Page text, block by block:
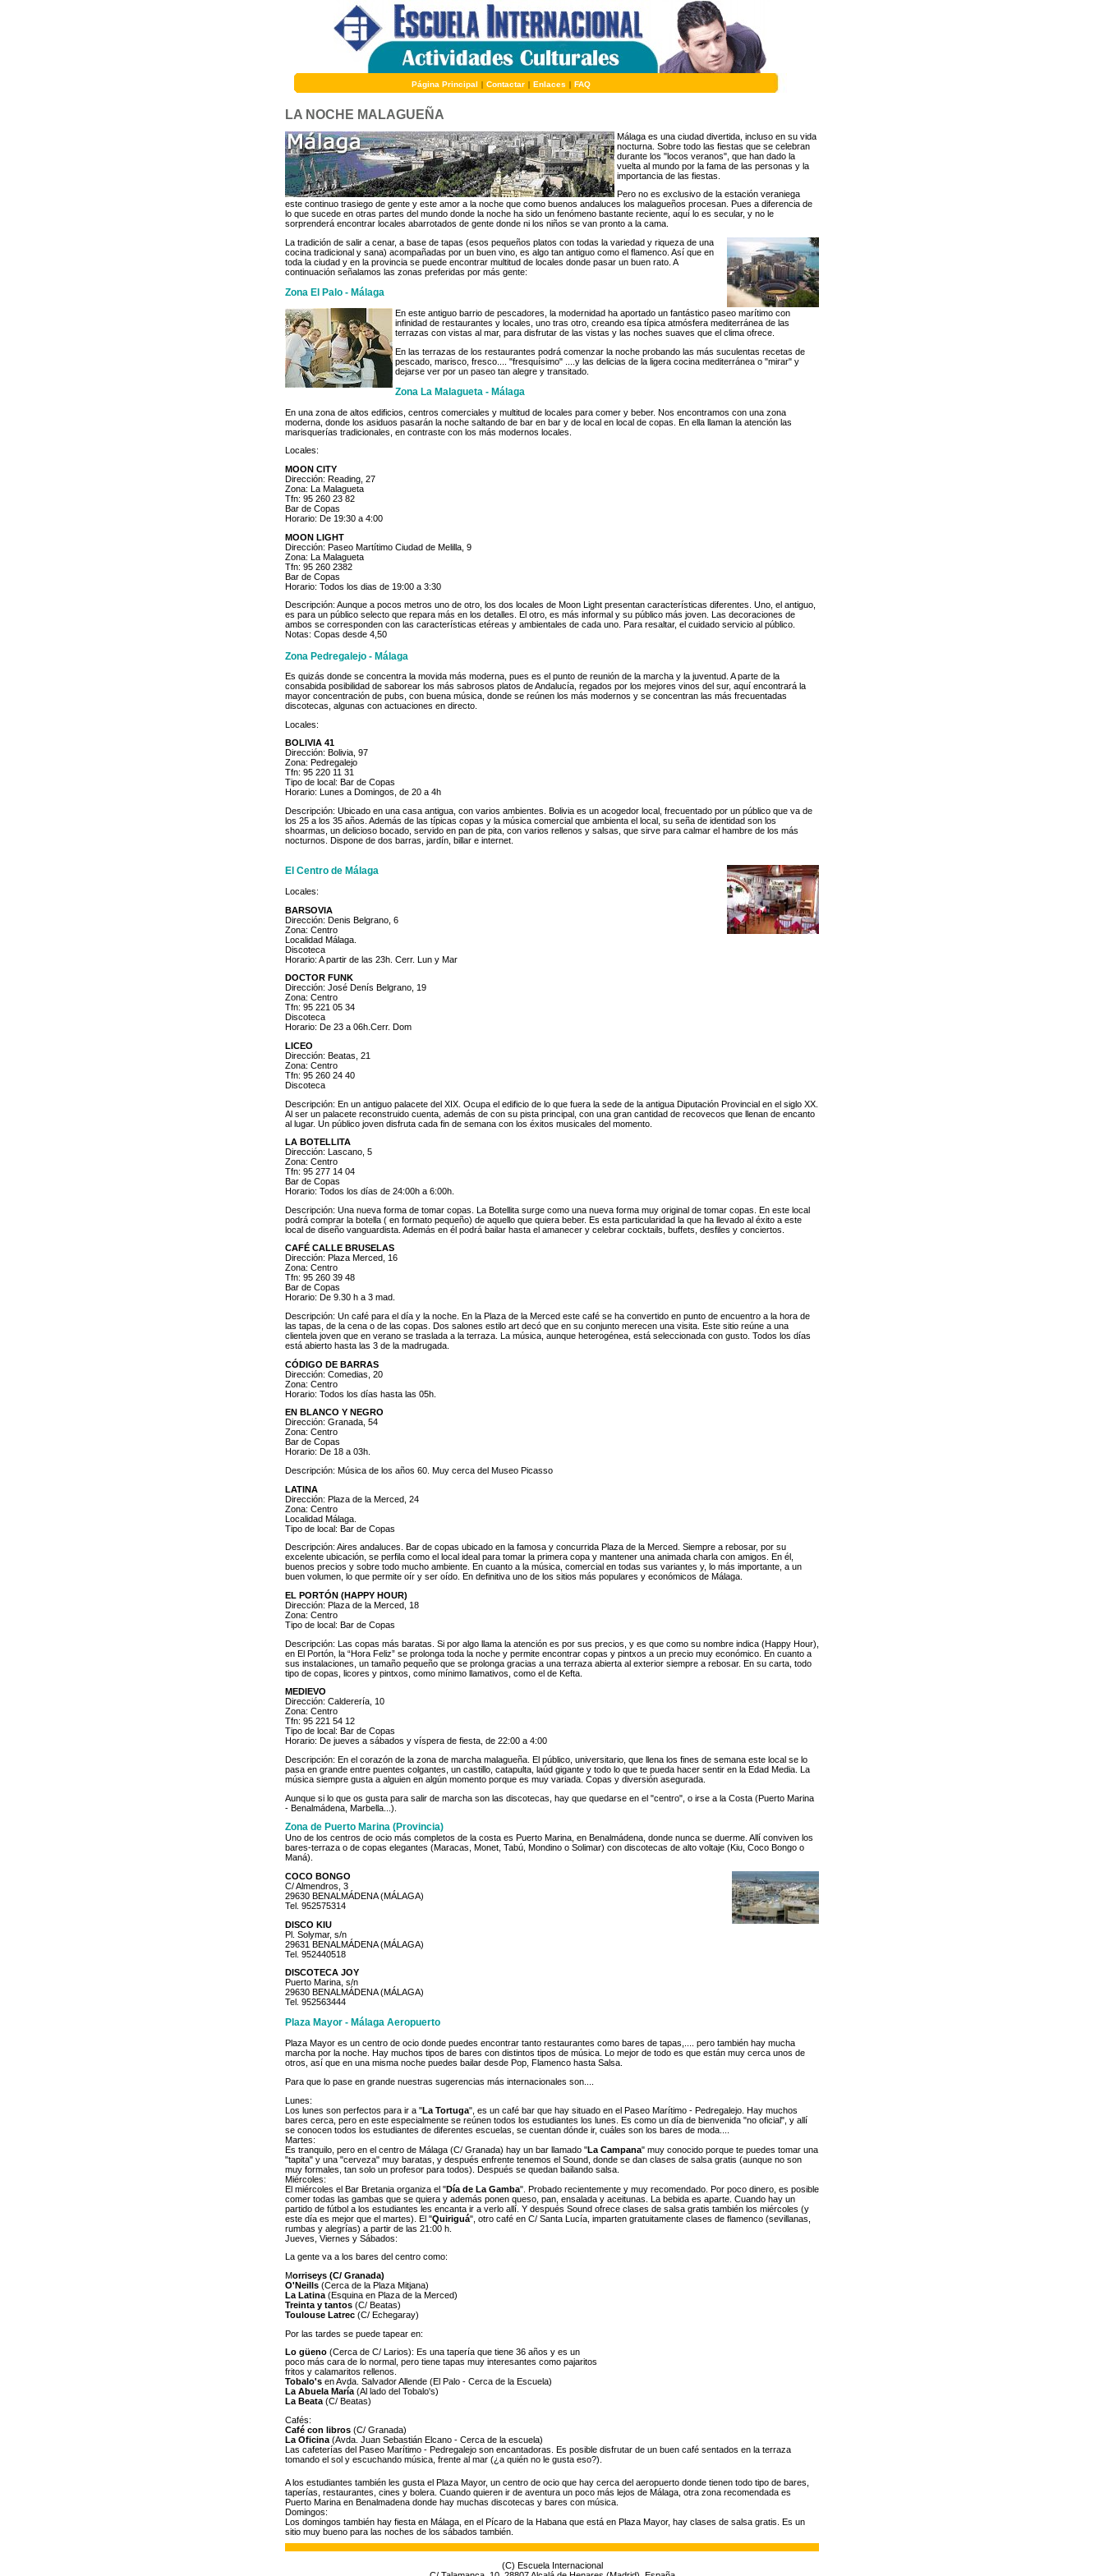
Página Principal | Contactar | Enlaces | FAQ
LA NOCHE MALAGUEÑA
Málaga es una ciudad divertida, incluso en su vida
nocturna. Sobre todo las fiestas que se celebran
durante los "locos veranos", que han dado la
vuelta al mundo por la fama de las personas y la
importancia de las fiestas.
Pero no es exclusivo de la estación veraniega
este continuo trasiego de gente y este amor a la noche que como buenos andaluces los malagueños procesan. Pues a diferencia de
lo que sucede en otras partes del mundo donde la noche ha sido un fenómeno bastante reciente, aquí lo es secular, y no le
sorprenderá encontrar locales abarrotados de gente donde ni los niños se van pronto a la cama.
La tradición de salir a cenar, a base de tapas (esos pequeños platos con todas la variedad y riqueza de una
cocina tradicional y sana) acompañadas por un buen vino, es algo tan antiguo como el flamenco. Así que en
toda la ciudad y en la provincia se puede encontrar multitud de locales donde pasar un buen rato. A
continuación señalamos las zonas preferidas por más gente:
Zona El Palo - Málaga
En este antiguo barrio de pescadores, la modernidad ha aportado un fantástico paseo marítimo con
infinidad de restaurantes y locales, uno tras otro, creando esa típica atmósfera mediterránea de las
terrazas con vistas al mar, para disfrutar de las vistas y las noches suaves que el clima ofrece.
En las terrazas de los restaurantes podrá comenzar la noche probando las más suculentas recetas de
pescado, marisco, fresco.... "fresquísimo" ....y las delicias de la ligera cocina mediterránea o "mirar" y
dejarse ver por un paseo tan alegre y transitado.
Zona La Malagueta - Málaga
En una zona de altos edificios, centros comerciales y multitud de locales para comer y beber. Nos encontramos con una zona
moderna, donde los asiduos pasarán la noche saltando de bar en bar y de local en local de copas. En ella llaman la atención las
marisquerías tradicionales, en contraste con los más modernos locales.
Locales:
MOON CITY
Dirección: Reading, 27
Zona: La Malagueta
Tfn: 95 260 23 82
Bar de Copas
Horario: De 19:30 a 4:00
MOON LIGHT
Dirección: Paseo Martítimo Ciudad de Melilla, 9
Zona: La Malagueta
Tfn: 95 260 2382
Bar de Copas
Horario: Todos los dias de 19:00 a 3:30
Descripción: Aunque a pocos metros uno de otro, los dos locales de Moon Light presentan características diferentes. Uno, el antiguo,
es para un público selecto que repara más en los detalles. El otro, es más informal y su público más joven. Las decoraciones de
ambos se corresponden con las características etéreas y ambientales de cada uno. Para resaltar, el cuidado servicio al público.
Notas: Copas desde 4,50
Zona Pedregalejo - Málaga
Es quizás donde se concentra la movida más moderna, pues es el punto de reunión de la marcha y la juventud. A parte de la
consabida posibilidad de saborear los más sabrosos platos de Andalucía, regados por los mejores vinos del sur, aquí encontrará la
mayor concentración de pubs, con buena música, donde se reúnen los más modernos y se concentran las más frecuentadas
discotecas, algunas con actuaciones en directo.
Locales:
BOLIVIA 41
Dirección: Bolivia, 97
Zona: Pedregalejo
Tfn: 95 220 11 31
Tipo de local: Bar de Copas
Horario: Lunes a Domingos, de 20 a 4h
Descripción: Ubicado en una casa antigua, con varios ambientes. Bolivia es un acogedor local, frecuentado por un público que va de
los 25 a los 35 años. Además de las típicas copas y la música comercial que ambienta el local, su seña de identidad son los
shoarmas, un delicioso bocado, servido en pan de pita, con varios rellenos y salsas, que sirve para calmar el hambre de los más
nocturnos. Dispone de dos barras, jardín, billar e internet.
El Centro de Málaga
Locales:
BARSOVIA
Dirección: Denis Belgrano, 6
Zona: Centro
Localidad Málaga.
Discoteca
Horario: A partir de las 23h. Cerr. Lun y Mar
DOCTOR FUNK
Dirección: José Denís Belgrano, 19
Zona: Centro
Tfn: 95 221 05 34
Discoteca
Horario: De 23 a 06h.Cerr. Dom
LICEO
Dirección: Beatas, 21
Zona: Centro
Tfn: 95 260 24 40
Discoteca
Descripción: En un antiguo palacete del XIX. Ocupa el edificio de lo que fuera la sede de la antigua Diputación Provincial en el siglo XX.
Al ser un palacete reconstruido cuenta, además de con su pista principal, con una gran cantidad de recovecos que llenan de encanto
al lugar. Un público joven disfruta cada fin de semana con los éxitos musicales del momento.
LA BOTELLITA
Dirección: Lascano, 5
Zona: Centro
Tfn: 95 277 14 04
Bar de Copas
Horario: Todos los días de 24:00h a 6:00h.
Descripción: Una nueva forma de tomar copas. La Botellita surge como una nueva forma muy original de tomar copas. En este local
podrá comprar la botella ( en formato pequeño) de aquello que quiera beber. Es esta particularidad la que ha llevado al éxito a este
local de diseño vanguardista. Además en él podrá bailar hasta el amanecer y celebrar cocktails, buffets, desfiles y conciertos.
CAFÉ CALLE BRUSELAS
Dirección: Plaza Merced, 16
Zona: Centro
Tfn: 95 260 39 48
Bar de Copas
Horario: De 9.30 h a 3 mad.
Descripción: Un café para el día y la noche. En la Plaza de la Merced este café se ha convertido en punto de encuentro a la hora de
las tapas, de la cena o de las copas. Dos salones estilo art decó que en su conjunto merecen una visita. Este sitio reúne a una
clientela joven que en verano se traslada a la terraza. La música, aunque heterogénea, está seleccionada con gusto. Todos los días
está abierto hasta las 3 de la madrugada.
CÓDIGO DE BARRAS
Dirección: Comedias, 20
Zona: Centro
Horario: Todos los días hasta las 05h.
EN BLANCO Y NEGRO
Dirección: Granada, 54
Zona: Centro
Bar de Copas
Horario: De 18 a 03h.
Descripción: Música de los años 60. Muy cerca del Museo Picasso
LATINA
Dirección: Plaza de la Merced, 24
Zona: Centro
Localidad Málaga.
Tipo de local: Bar de Copas
Descripción: Aires andaluces. Bar de copas ubicado en la famosa y concurrida Plaza de la Merced. Siempre a rebosar, por su
excelente ubicación, se perfila como el local ideal para tomar la primera copa y mantener una animada charla con amigos. En él,
buenos precios y sobre todo mucho ambiente. En cuanto a la música, comercial en todas sus variantes y, lo más importante, a un
buen volumen, lo que permite oír y ser oído. En definitiva uno de los sitios más populares y económicos de Málaga.
EL PORTÓN (HAPPY HOUR)
Dirección: Plaza de la Merced, 18
Zona: Centro
Tipo de local: Bar de Copas
Descripción: Las copas más baratas. Si por algo llama la atención es por sus precios, y es que como su nombre indica (Happy Hour),
en El Portón, la “Hora Feliz” se prolonga toda la noche y permite encontrar copas y pintxos a un precio muy económico. En cuanto a
sus instalaciones, un tamaño pequeño que se prolonga gracias a una terraza abierta al exterior siempre a rebosar. En su carta, todo
tipo de copas, licores y pintxos, como mínimo llamativos, como el de Kefta.
MEDIEVO
Dirección: Calderería, 10
Zona: Centro
Tfn: 95 221 54 12
Tipo de local: Bar de Copas
Horario: De jueves a sábados y víspera de fiesta, de 22:00 a 4:00
Descripción: En el corazón de la zona de marcha malagueña. El público, universitario, que llena los fines de semana este local se lo
pasa en grande entre puentes colgantes, un castillo, catapulta, laúd gigante y todo lo que te pueda hacer sentir en la Edad Media. La
música siempre gusta a alguien en algún momento porque es muy variada. Copas y diversión asegurada.
Aunque si lo que os gusta para salir de marcha son las discotecas, hay que quedarse en el "centro", o irse a la Costa (Puerto Marina
- Benalmádena, Marbella...).
Zona de Puerto Marina (Provincia)
Uno de los centros de ocio más completos de la costa es Puerto Marina, en Benalmádena, donde nunca se duerme. Allí conviven los
bares-terraza o de copas elegantes (Maracas, Monet, Tabú, Mondino o Solimar) con discotecas de alto voltaje (Kiu, Coco Bongo o
Maná).
COCO BONGO
C/ Almendros, 3
29630 BENALMÁDENA (MÁLAGA)
Tel. 952575314
DISCO KIU
Pl. Solymar, s/n
29631 BENALMÁDENA (MÁLAGA)
Tel. 952440518
DISCOTECA JOY
Puerto Marina, s/n
29630 BENALMÁDENA (MÁLAGA)
Tel. 952563444
Plaza Mayor - Málaga Aeropuerto
Plaza Mayor es un centro de ocio donde puedes encontrar tanto restaurantes como bares de tapas,.... pero también hay mucha
marcha por la noche. Hay muchos tipos de bares con distintos tipos de música. Lo mejor de todo es que están muy cerca unos de
otros, así que en una misma noche puedes bailar desde Pop, Flamenco hasta Salsa.
Para que lo pase en grande nuestras sugerencias más internacionales son....
Lunes:
Los lunes son perfectos para ir a "La Tortuga", es un café bar que hay situado en el Paseo Marítimo - Pedregalejo. Hay muchos
bares cerca, pero en este especialmente se reúnen todos los estudiantes los lunes. Es como un día de bienvenida "no oficial", y allí
se conocen todos los estudiantes de diferentes escuelas, se cuentan dónde ir, cuáles son los bares de moda....
Martes:
Es tranquilo, pero en el centro de Málaga (C/ Granada) hay un bar llamado "La Campana" muy conocido porque te puedes tomar una
"tapita" y una "cerveza" muy baratas, y después enfrente tenemos el Sound, donde se dan clases de salsa gratis (aunque no son
muy formales, tan solo un profesor para todos). Después se quedan bailando salsa.
Miércoles:
El miércoles el Bar Bretania organiza el "Día de La Gamba". Probado recientemente y muy recomendado. Por poco dinero, es posible
comer todas las gambas que se quiera y además ponen queso, pan, ensalada y aceitunas. La bebida es aparte. Cuando hay un
partido de fútbol a los estudiantes les encanta ir a verlo allí. Y después Sound ofrece clases de salsa gratis también los miércoles (y
este día es mejor que el martes). El "Quiriguá", otro café en C/ Santa Lucía, imparten gratuitamente clases de flamenco (sevillanas,
rumbas y alegrías) a partir de las 21:00 h.
Jueves, Viernes y Sábados:
La gente va a los bares del centro como:
Morriseys (C/ Granada)
O'Neills (Cerca de la Plaza Mitjana)
La Latina (Esquina en Plaza de la Merced)
Treinta y tantos (C/ Beatas)
Toulouse Latrec (C/ Echegaray)
Por las tardes se puede tapear en:
Lo güeno (Cerca de C/ Larios): Es una tapería que tiene 36 años y es un
poco más cara de lo normal, pero tiene tapas muy interesantes como pajaritos
fritos y calamaritos rellenos.
Tobalo's en Avda. Salvador Allende (El Palo - Cerca de la Escuela)
La Abuela María (Al lado del Tobalo's)
La Beata (C/ Beatas)
Cafés:
Café con libros (C/ Granada)
La Oficina (Avda. Juan Sebastián Elcano - Cerca de la escuela)
Las cafeterías del Paseo Marítimo - Pedregalejo son encantadoras. Es posible disfrutar de un buen café sentados en la terraza
tomando el sol y escuchando música, frente al mar (¿a quién no le gusta eso?).
A los estudiantes también les gusta el Plaza Mayor, un centro de ocio que hay cerca del aeropuerto donde tienen todo tipo de bares,
taperías, restaurantes, cines y bolera. Cuando quieren ir de aventura un poco más lejos de Málaga, otra zona recomendada es
Puerto Marina en Benalmadena donde hay muchas discotecas y bares con música.
Domingos:
Los domingos también hay fiesta en Málaga, en el Pícaro de la Habana que está en Plaza Mayor, hay clases de salsa gratis. Es un
sitio muy bueno para las noches de los sábados también.
(C) Escuela Internacional